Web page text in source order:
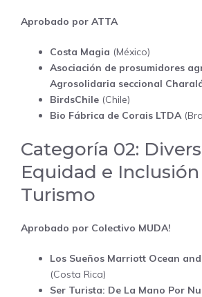
Aprobado por ATTA
Costa Magia (México)
Asociación de prosumidores
Agrosolidaria seccional
BirdsChile (Chile)
Bio Fábrica de Corais LTDA
Categoría 02:
Equidad e
Turismo
Aprobado por Colectivo MUDA!
Los Sueños Marriott Ocean
(Costa Rica)
Ser Turista: De La Mano Por